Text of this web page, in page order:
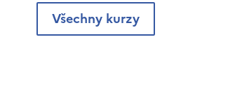
Všechny kurzy